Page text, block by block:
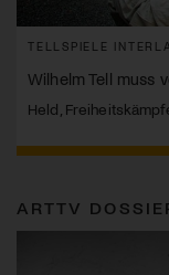
TELLSPIELE
Wilhelm Tell muss
Held,
ARTTV